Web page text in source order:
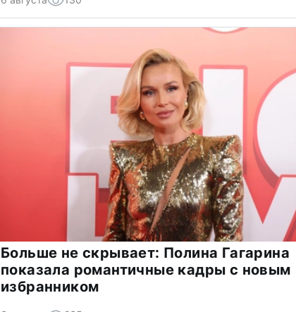
Больше не скрывает: Полина Гагарина
показала романтичные кадры с новым
избранником